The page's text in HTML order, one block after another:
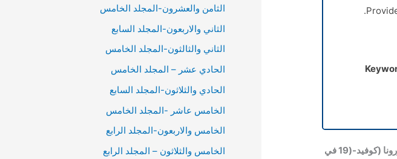
مستوى تطبيق الإدارة المدرسية الإلكترونية في تجربة التعليم عن بعد في ظل جائحة كورونا (كوفيد-(19 في
الثامن والعشرون-المجلد الخامس
الثاني والاربعون-المجلد السابع
الثاني والثالثون-المجلد الخامس
الحادي عشر – المجلد الخامس
الحادي والثلاثون-المجلد السابع
الخامس عاشر -المجلد الخامس
الخامس والاربعون-المجلد الرابع
الخامس والثلاثون – المجلد الرابع